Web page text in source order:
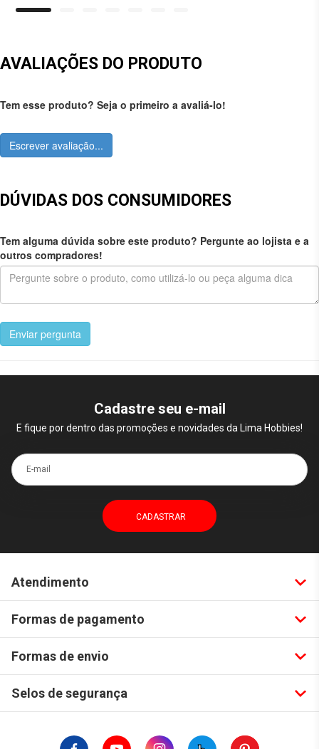
AVALIAÇÕES DO PRODUTO
Tem esse produto? Seja o primeiro a avaliá-lo!
Escrever avaliação...
DÚVIDAS DOS CONSUMIDORES
Tem alguma dúvida sobre este produto? Pergunte ao lojista e a
outros compradores!
Enviar pergunta
Cadastre seu e-mail
E fique por dentro das promoções e novidades da Lima Hobbies!
E-mail
Atendimento
Formas de pagamento
Formas de envio
Selos de segurança